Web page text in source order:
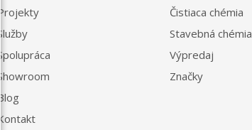
Projekty
Služby
Spolupráca
Showroom
Blog
Kontakt
Čistiaca chémia
Stavebná chémia
Výpredaj
Značky